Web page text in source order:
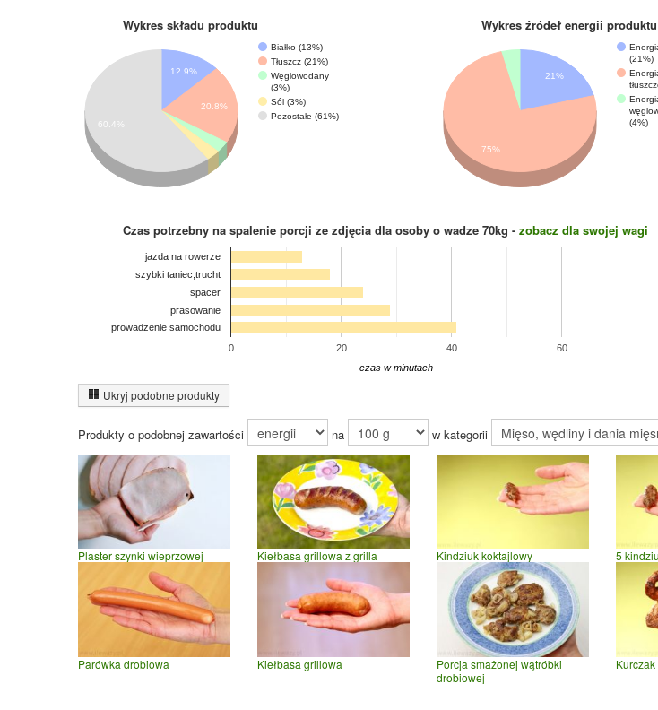
Wykres składu produktu
Białko (13%)
Tłuszcz (21%)
Węglowodany
(3%)
Sól (3%)
Pozostałe (61%)
12.9%
20.8%
60.4%
Wykres źródeł energii produktu
(21%)
(4%)
21%
75%
Czas potrzebny na spalenie porcji ze zdjęcia dla osoby o wadze 70kg - zobacz dla swojej wagi
0 20 40 60
jazda na rowerze
szybki taniec,trucht
spacer
prasowanie
prowadzenie samochodu
czas w minutach
Ukryj podobne produkty
Produkty o podobnej zawartości na w kategorii
Plaster szynki wieprzowej Kiełbasa grillowa z grilla Kindziuk koktajlowy 5
Parówka drobiowa Kiełbasa grillowa
Porcja smażonej wątróbki
drobiowej